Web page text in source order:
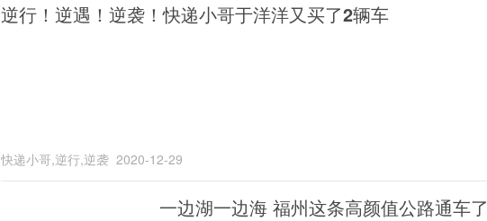
逆行！逆遇！逆袭！快递小哥于洋洋又买了2辆车
快递小哥,逆行,逆袭 2020-12-29
一边湖一边海 福州这条高颜值公路通车了